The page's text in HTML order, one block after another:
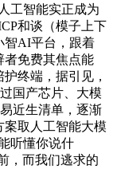
工智能实正成为
和谈（模子上下
智AI平台，跟着
者免费其焦点能
终端，据引见，
国产芯片、大模
近生清单，逐渐
案取人工智能大模
听懂你说什
，而我们逃求的